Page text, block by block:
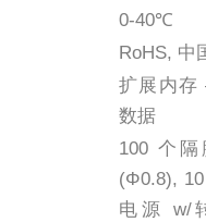
0-40℃
RoHS, 中
扩展内存
数据
100 个
(Φ0.8),
电源 w/